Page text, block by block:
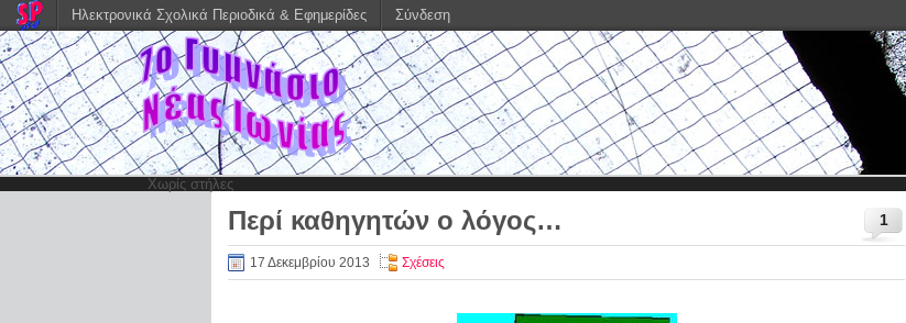
Χωρίς στήλες
1
Περί καθηγητών ο λόγος…
17 Δεκεμβρίου 2013 Σχέσεις
Ηλεκτρονικά Σχολικά Περιοδικά & Εφημερίδες Σύνδεση